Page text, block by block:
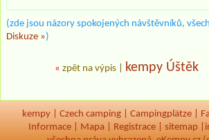
(zde jsou názory spokojených návštěvníků,
Diskuze »)
« zpět na výpis kempy Úštěk
kempy Czech camping Campingplätze
Informace
Mapa Registrace sitemap